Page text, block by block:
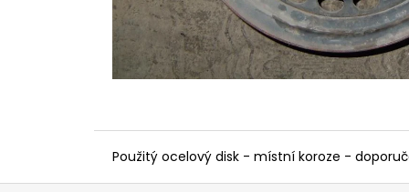
Použitý ocelový disk - místní koroze -